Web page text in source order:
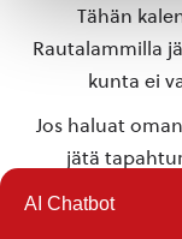
Tähän
Rautalammilla
kunta ei
Jos haluat
jätä